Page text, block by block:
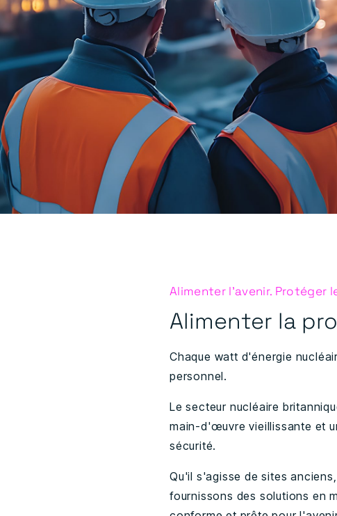
Alimenter l'avenir. Protéger
Alimenter la
Chaque watt d'énergie
personnel.
Le secteur nucléaire
main-d'œuvre vieillissante et
sécurité.
Qu'il s'agisse de sites
fournissons des solutions en